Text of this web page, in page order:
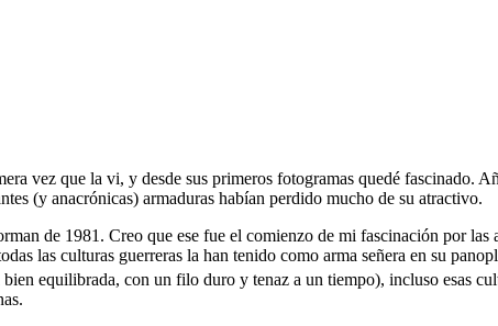
vez que la vi, y desde sus primeros fotogramas quedé fascinado.
(y anacrónicas) armaduras habían perdido mucho de su atractivo.
de 1981. Creo que ese fue el comienzo de mi fascinación por
las culturas guerreras la han tenido como arma señera en su
equilibrada, con un filo duro y tenaz a un tiempo), incluso esas